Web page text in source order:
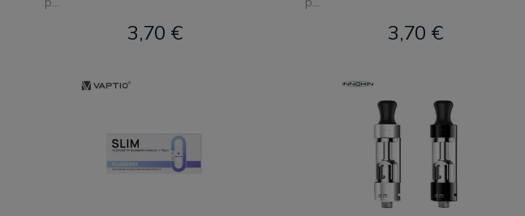
3,70 € 3,70 €